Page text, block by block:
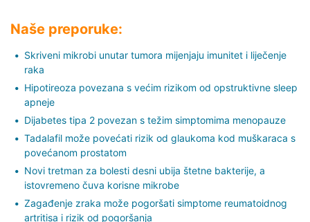
Naše preporuke:
Skriveni mikrobi unutar tumora mijenjaju imunitet i liječenje
raka
Hipotireoza povezana s većim rizikom od opstruktivne sleep
apneje
Dijabetes tipa 2 povezan s težim simptomima menopauze
Tadalafil može povećati rizik od glaukoma kod muškaraca s
povećanom prostatom
Novi tretman za bolesti desni ubija štetne bakterije, a
istovremeno čuva korisne mikrobe
Zagađenje zraka može pogoršati simptome reumatoidnog
artritisa i rizik od pogoršanja